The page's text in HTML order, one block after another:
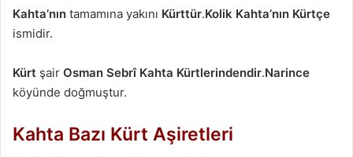
Kahta’nın tamamına yakını Kürttür.Kolik Kahta’nın Kürtçe
ismidir.
Kürt şair Osman Sebrî Kahta Kürtlerindendir.Narince
köyünde doğmuştur.
Kahta Bazı Kürt Aşiretleri